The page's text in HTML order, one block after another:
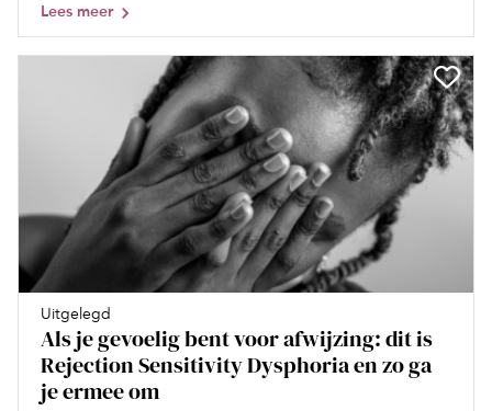
Lees meer
Uitgelegd
Als je gevoelig bent voor afwijzing: dit is
Rejection Sensitivity Dysphoria en zo ga
je ermee om